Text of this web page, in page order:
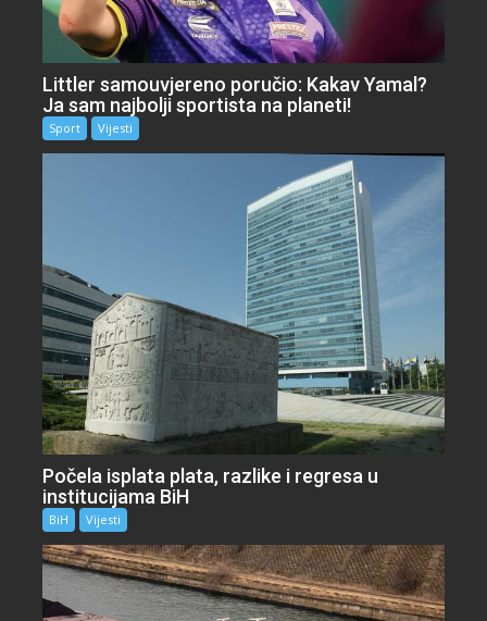
Littler samouvjereno poručio: Kakav Yamal?
Ja sam najbolji sportista na planeti!
Sport Vijesti
Počela isplata plata, razlike i regresa u
institucijama BiH
BiH Vijesti